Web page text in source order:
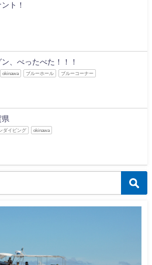
ト！
、べったべた！！！
okinawa ブルーホール ブルーコーナー
県
ダイビング okinawa